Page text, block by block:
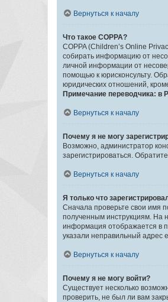
Вернуться к началу
Что такое COPPA?
COPPA (Children’s Online
собирать информацию от
личной информации от
помощью к юрисконсульту.
юридических отношений,
Примечание переводчика: в
Вернуться к началу
Почему я не могу
Возможно, администратор
зарегистрироваться.
Вернуться к началу
Я только что
Сначала проверьте свои имя
полученным инструкциям. На
информация отображается в
указали неправильный адрес
Вернуться к началу
Почему я не могу войти?
Существует несколько
проверить, не был ли вам